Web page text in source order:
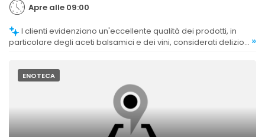
Apre alle 09:00
particolare degli aceti balsamici e dei vini, considerati deliziosi »
ENOTECA